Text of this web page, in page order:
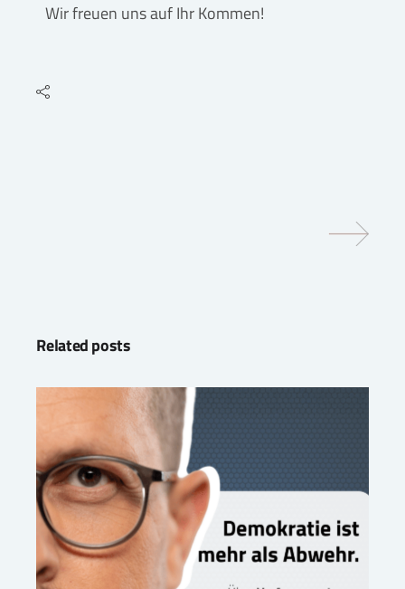
Wir freuen uns auf Ihr Kommen!
Related posts